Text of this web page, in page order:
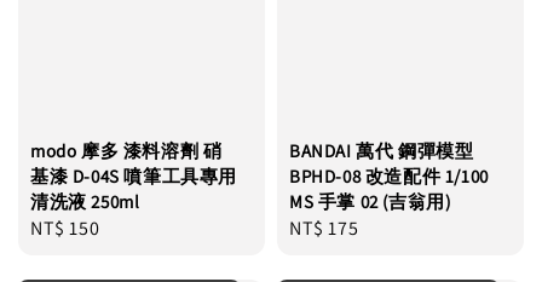
modo 摩多 漆料溶劑 硝
基漆 D-04S 噴筆工具專用
清洗液 250ml
Regular
NT$ 150
BANDAI 萬代 鋼彈模型
BPHD-08 改造配件 1/100
MS 手掌 02 (吉翁用)
Regular
NT$ 175